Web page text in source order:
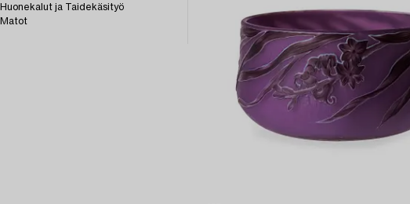
Huonekalut ja Taidekäsityö
Matot